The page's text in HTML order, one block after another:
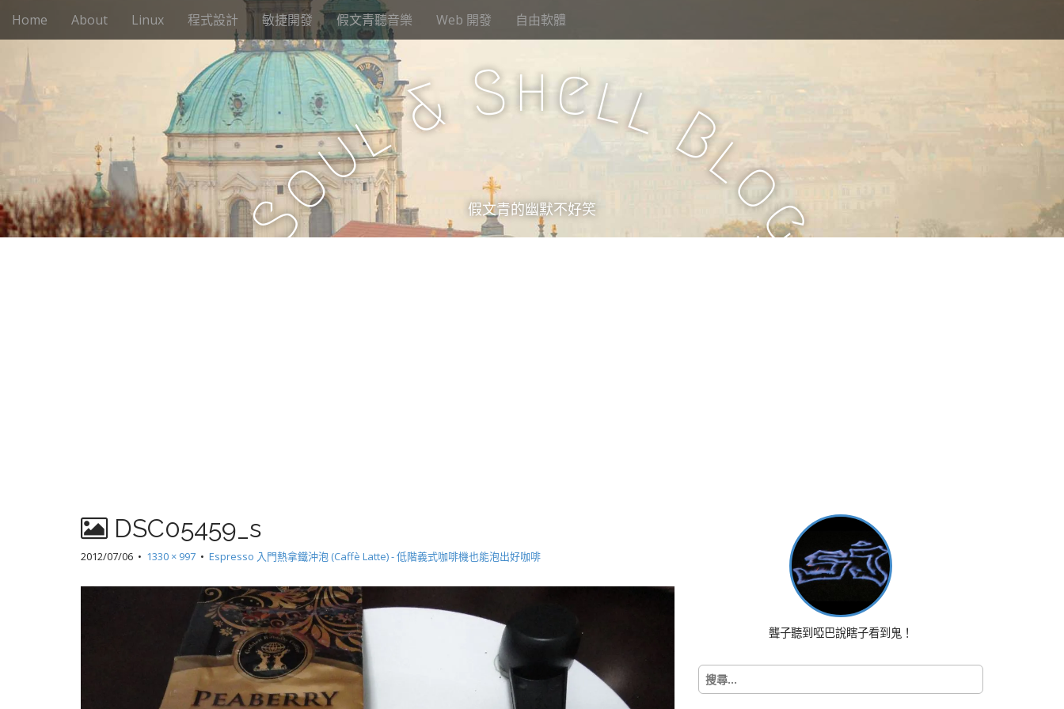
M
e
i
c
n
t
Home About Linux 程式設計 敏捷開發 假文青聽音樂 Web 開發 自由軟體
S
o
u
l& Shell B
l
o
g
假文青的幽默不好笑
DSC05459_s
2012/07/06 • 1330 × 997 • Espresso 入門熱拿鐵沖泡 (Caffè Latte) - 低階義式咖啡機也能泡出好咖啡
聾子聽到啞巴說瞎子看到鬼！
搜
尋